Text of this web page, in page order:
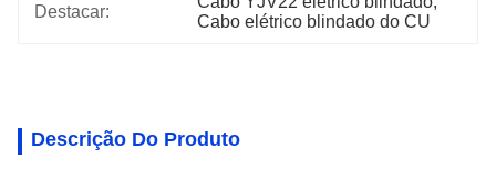
Destacar:
Cabo elétrico blindado do CU
Descrição Do Produto